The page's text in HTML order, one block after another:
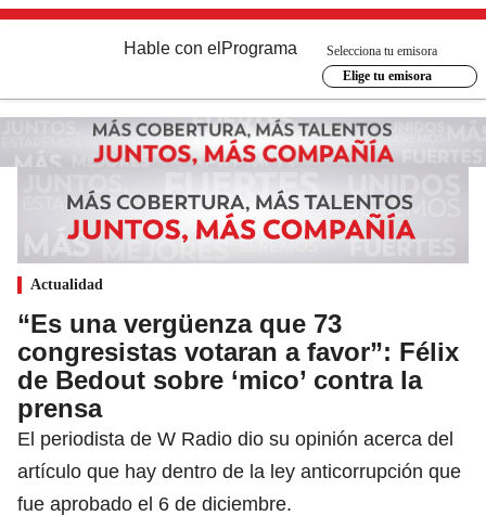
Hable con el Programa
Selecciona tu emisora
Elige tu emisora
Actualidad
“Es una vergüenza que 73
congresistas votaran a favor”: Félix
de Bedout sobre ‘mico’ contra la
prensa
El periodista de W Radio dio su opinión acerca del
artículo que hay dentro de la ley anticorrupción que
fue aprobado el 6 de diciembre.